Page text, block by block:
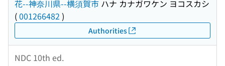
花--神奈川県--横須賀市 ハナ カナガワケン ヨコスカシ
(001266482 )
Authorities
NDC 10th ed.